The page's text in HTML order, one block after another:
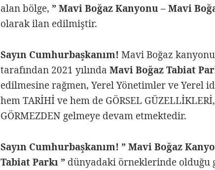
alan bölge, ” Mavi Boğaz Kanyonu – Mavi
olarak ilan edilmiştir.
Sayın Cumhurbaşkanım! Mavi Boğaz
tarafından 2021 yılındaMavi Boğaz Tabiat
edilmesine rağmen, Yerel Yönetimler ve Yerel
hem TARİHİ ve hem de GÖRSEL
GÖRMEZDEN gelmeye devam etmektedir.
Sayın Cumhurbaşkanım! ” Mavi Boğaz
Tabiat Parkı ” dünyadaki örneklerinde olduğu